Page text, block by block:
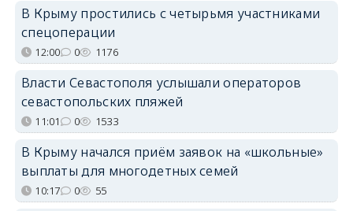
В Крыму простились с четырьмя участниками
спецоперации
12:00 0 1176
Власти Севастополя услышали операторов
севастопольских пляжей
11:01 0 1533
В Крыму начался приём заявок на «школьные»
выплаты для многодетных семей
10:17 0 55